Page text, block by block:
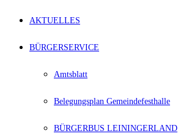
AKTUELLES
BÜRGERSERVICE
Amtsblatt
Belegungsplan Gemeindefesthalle
BÜRGERBUS LEININGERLAND